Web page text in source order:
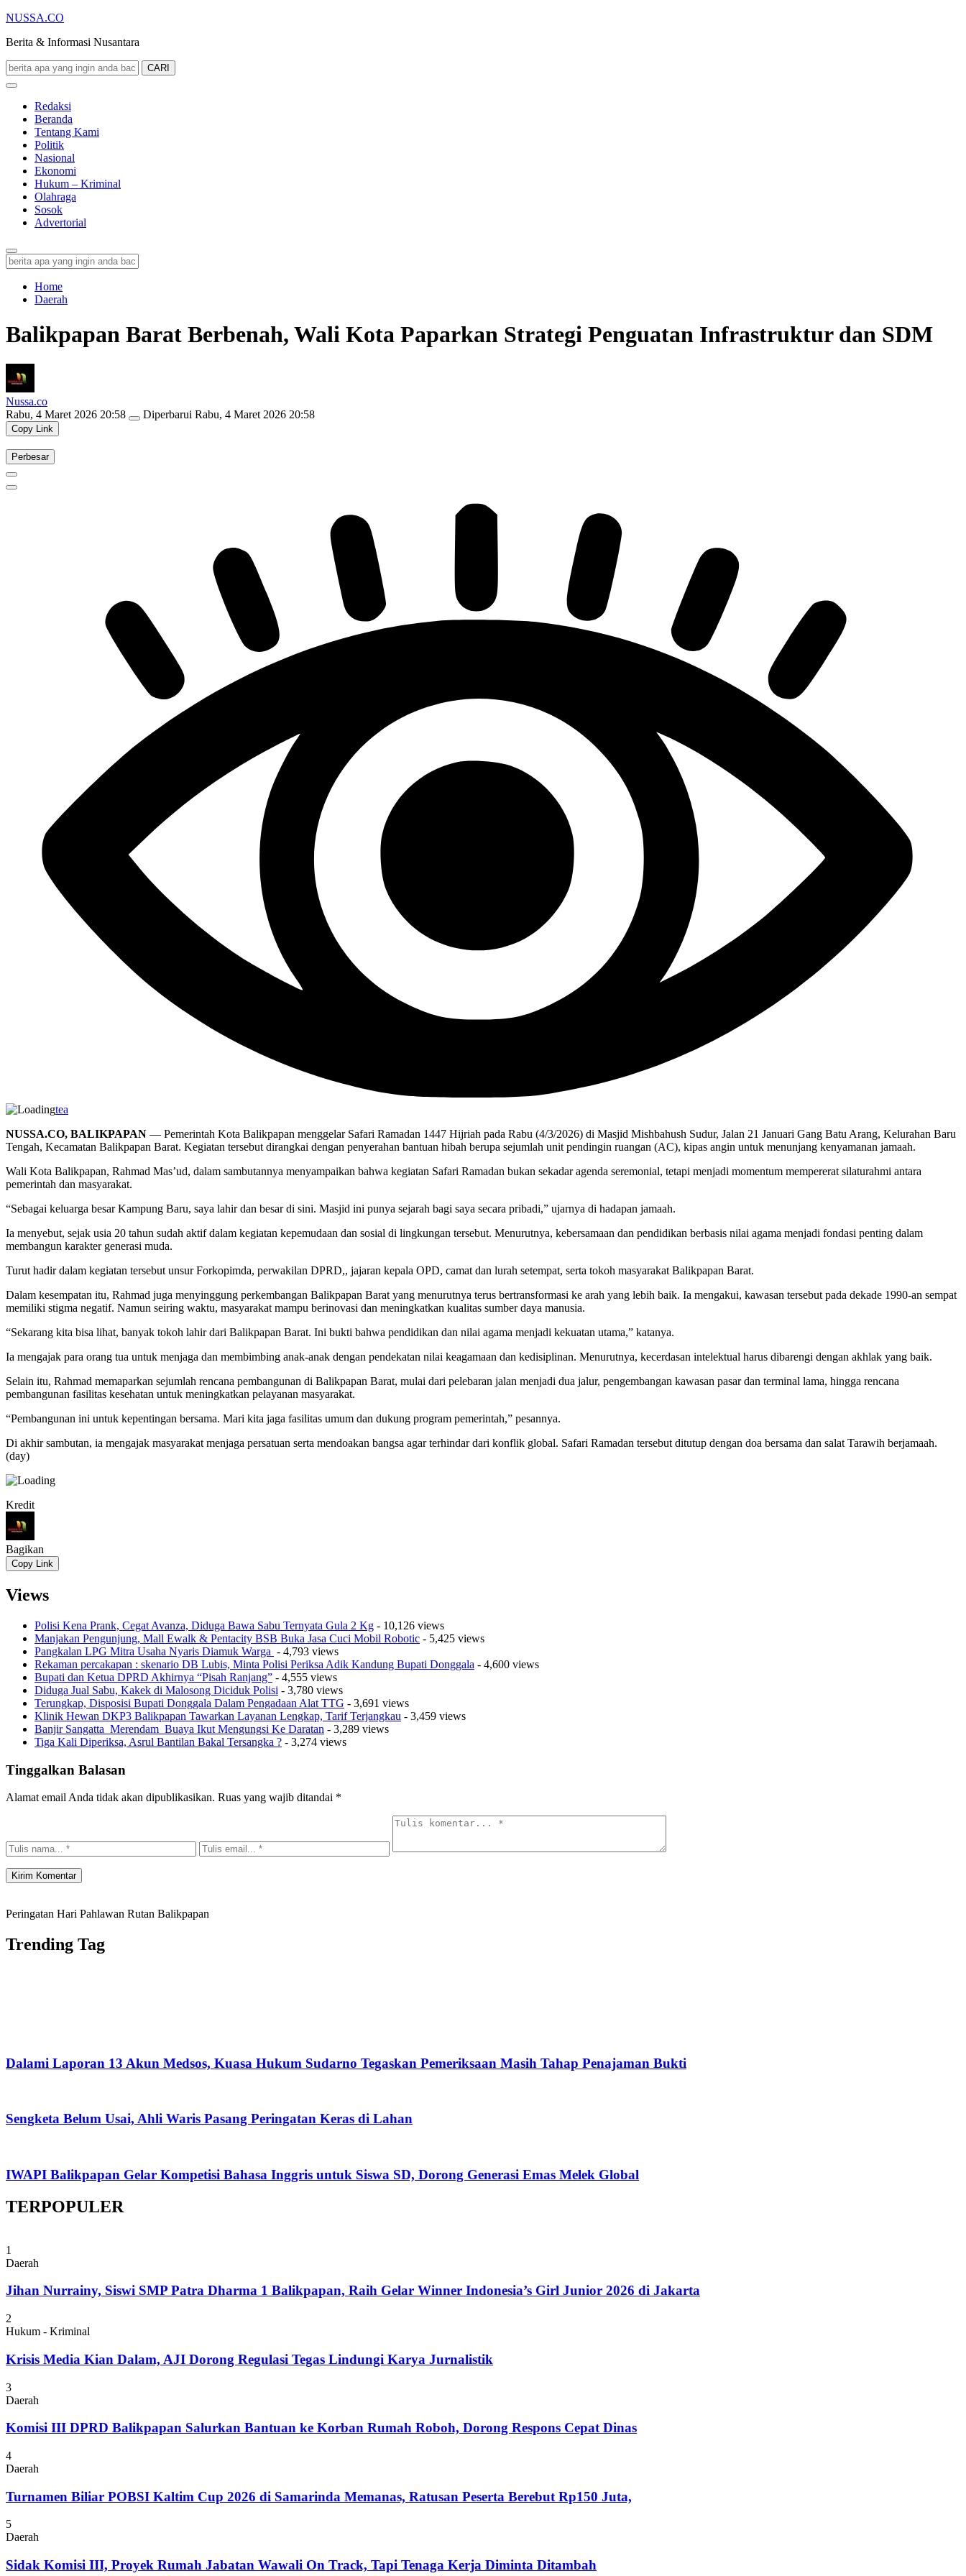
NUSSA.CO
Berita & Informasi Nusantara
CARI
Redaksi
Beranda
Tentang Kami
Politik
Nasional
Ekonomi
Hukum – Kriminal
Olahraga
Sosok
Advertorial
Home
Daerah
Balikpapan Barat Berbenah, Wali Kota Paparkan Strategi Penguatan Infrastruktur dan SDM
Nussa.co
Rabu, 4 Maret 2026 20:58
Diperbarui Rabu, 4 Maret 2026 20:58
Copy Link
Perbesar
tea
NUSSA.CO, BALIKPAPAN — Pemerintah Kota Balikpapan menggelar Safari Ramadan 1447 Hijriah pada Rabu (4/3/2026) di Masjid Mishbahush Sudur, Jalan 21 Januari Gang Batu Arang, Kelurahan Baru
Tengah, Kecamatan Balikpapan Barat. Kegiatan tersebut dirangkai dengan penyerahan bantuan hibah berupa sejumlah unit pendingin ruangan (AC), kipas angin untuk menunjang kenyamanan jamaah.
Wali Kota Balikpapan, Rahmad Mas’ud, dalam sambutannya menyampaikan bahwa kegiatan Safari Ramadan bukan sekadar agenda seremonial, tetapi menjadi momentum mempererat silaturahmi antara
pemerintah dan masyarakat.
“Sebagai keluarga besar Kampung Baru, saya lahir dan besar di sini. Masjid ini punya sejarah bagi saya secara pribadi,” ujarnya di hadapan jamaah.
Ia menyebut, sejak usia 20 tahun sudah aktif dalam kegiatan kepemudaan dan sosial di lingkungan tersebut. Menurutnya, kebersamaan dan pendidikan berbasis nilai agama menjadi fondasi penting dalam
membangun karakter generasi muda.
Turut hadir dalam kegiatan tersebut unsur Forkopimda, perwakilan DPRD,, jajaran kepala OPD, camat dan lurah setempat, serta tokoh masyarakat Balikpapan Barat.
Dalam kesempatan itu, Rahmad juga menyinggung perkembangan Balikpapan Barat yang menurutnya terus bertransformasi ke arah yang lebih baik. Ia mengakui, kawasan tersebut pada dekade 1990-an sempat
memiliki stigma negatif. Namun seiring waktu, masyarakat mampu berinovasi dan meningkatkan kualitas sumber daya manusia.
“Sekarang kita bisa lihat, banyak tokoh lahir dari Balikpapan Barat. Ini bukti bahwa pendidikan dan nilai agama menjadi kekuatan utama,” katanya.
Ia mengajak para orang tua untuk menjaga dan membimbing anak-anak dengan pendekatan nilai keagamaan dan kedisiplinan. Menurutnya, kecerdasan intelektual harus dibarengi dengan akhlak yang baik.
Selain itu, Rahmad memaparkan sejumlah rencana pembangunan di Balikpapan Barat, mulai dari pelebaran jalan menjadi dua jalur, pengembangan kawasan pasar dan terminal lama, hingga rencana
pembangunan fasilitas kesehatan untuk meningkatkan pelayanan masyarakat.
“Pembangunan ini untuk kepentingan bersama. Mari kita jaga fasilitas umum dan dukung program pemerintah,” pesannya.
Di akhir sambutan, ia mengajak masyarakat menjaga persatuan serta mendoakan bangsa agar terhindar dari konflik global. Safari Ramadan tersebut ditutup dengan doa bersama dan salat Tarawih berjamaah.
(day)
Kredit
Bagikan
Copy Link
Views
Polisi Kena Prank, Cegat Avanza, Diduga Bawa Sabu Ternyata Gula 2 Kg - 10,126 views
Manjakan Pengunjung, Mall Ewalk & Pentacity BSB Buka Jasa Cuci Mobil Robotic - 5,425 views
Pangkalan LPG Mitra Usaha Nyaris Diamuk Warga - 4,793 views
Rekaman percakapan : skenario DB Lubis, Minta Polisi Periksa Adik Kandung Bupati Donggala - 4,600 views
Bupati dan Ketua DPRD Akhirnya “Pisah Ranjang” - 4,555 views
Diduga Jual Sabu, Kakek di Malosong Diciduk Polisi - 3,780 views
Terungkap, Disposisi Bupati Donggala Dalam Pengadaan Alat TTG - 3,691 views
Klinik Hewan DKP3 Balikpapan Tawarkan Layanan Lengkap, Tarif Terjangkau - 3,459 views
Banjir Sangatta Merendam Buaya Ikut Mengungsi Ke Daratan - 3,289 views
Tiga Kali Diperiksa, Asrul Bantilan Bakal Tersangka ? - 3,274 views
Tinggalkan Balasan
Alamat email Anda tidak akan dipublikasikan. Ruas yang wajib ditandai *
Peringatan Hari Pahlawan Rutan Balikpapan
Trending Tag
Dalami Laporan 13 Akun Medsos, Kuasa Hukum Sudarno Tegaskan Pemeriksaan Masih Tahap Penajaman Bukti
Sengketa Belum Usai, Ahli Waris Pasang Peringatan Keras di Lahan
IWAPI Balikpapan Gelar Kompetisi Bahasa Inggris untuk Siswa SD, Dorong Generasi Emas Melek Global
TERPOPULER
1
Daerah
Jihan Nurrainy, Siswi SMP Patra Dharma 1 Balikpapan, Raih Gelar Winner Indonesia’s Girl Junior 2026 di Jakarta
2
Hukum - Kriminal
Krisis Media Kian Dalam, AJI Dorong Regulasi Tegas Lindungi Karya Jurnalistik
3
Daerah
Komisi III DPRD Balikpapan Salurkan Bantuan ke Korban Rumah Roboh, Dorong Respons Cepat Dinas
4
Daerah
Turnamen Biliar POBSI Kaltim Cup 2026 di Samarinda Memanas, Ratusan Peserta Berebut Rp150 Juta,
5
Daerah
Sidak Komisi III, Proyek Rumah Jabatan Wawali On Track, Tapi Tenaga Kerja Diminta Ditambah